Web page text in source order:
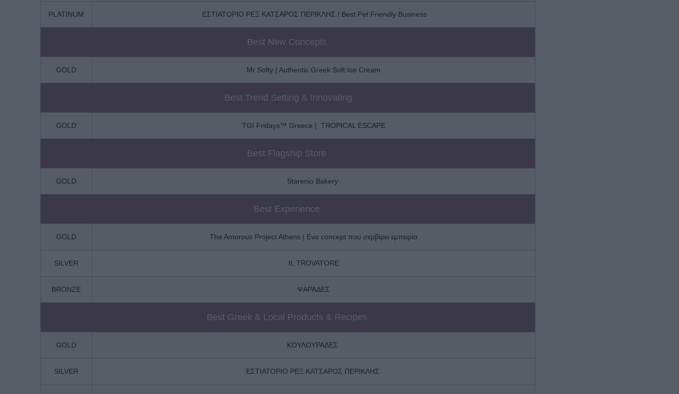
PLATINUM ΕΣΤΙΑΤΟΡΙΟ ΡΕΞ ΚΑΤΣΑΡΟΣ ΠΕΡΙΚΛΗΣ / Best Pet Friendly Business
Best New Concepts
GOLD Mr Softy | Authentic Greek Soft Ice Cream
Best Trend Setting & Innovating
GOLD TGI Fridays™ Greece | TROPICAL ESCAPE
Best Flagship Store
GOLD Starenio Bakery
Best Experience
GOLD The Amorous Project Athens | Ενα concept που σερβίρει εμπειρία
SILVER IL TROVATORE
BRONZE ΨΑΡΑΔΕΣ
Best Greek & Local Products & Recipes
GOLD ΚΟΥΛΟΥΡΑΔΕΣ
SILVER ΕΣΤΙΑΤΟΡΙΟ ΡΕΞ ΚΑΤΣΑΡΟΣ ΠΕΡΙΚΛΗΣ